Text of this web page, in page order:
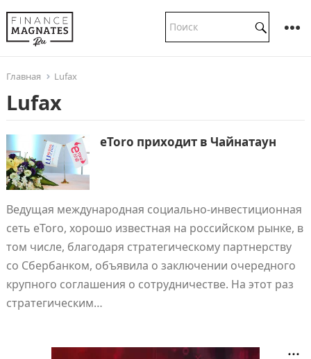
Главная Lufax
Lufax
eToro приходит в Чайнатаун
Ведущая международная социально-инвестиционная
сеть eToro, хорошо известная на российском рынке, в
том числе, благодаря стратегическому партнерству
со Сбербанком, объявила о заключении очередного
крупного соглашения о сотрудничестве. На этот раз
стратегическим…